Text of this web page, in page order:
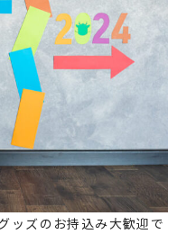
ッズのお持込み大歓迎で